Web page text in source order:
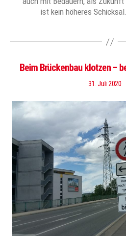
ist kein höheres
Beim Brückenbau klotzen –
31. Juli 2020